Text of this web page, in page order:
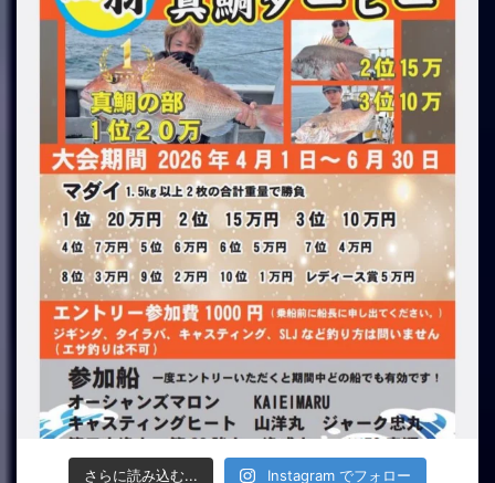
さらに読み込む... Instagram でフォロー